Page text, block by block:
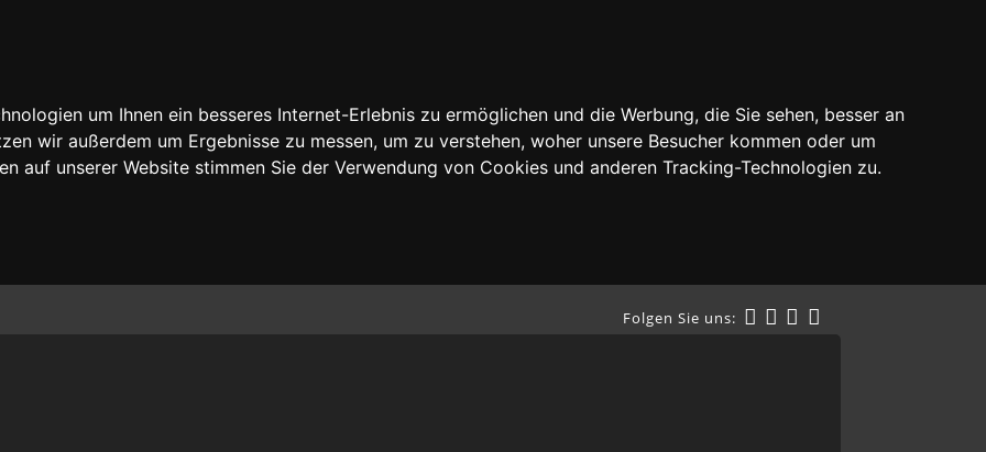
um Ihnen ein besseres Internet-Erlebnis zu ermöglichen und die Werbung, die Sie sehen, besser an
wir außerdem um Ergebnisse zu messen, um zu verstehen, woher unsere Besucher kommen oder um
auf unserer Website stimmen Sie der Verwendung von Cookies und anderen Tracking-Technologien zu.
Folgen Sie uns: